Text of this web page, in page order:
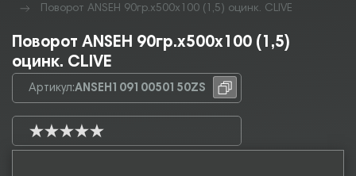
Поворот ANSEH 90гр.х500х100 (1,5) оцинк. CLIVE
Поворот ANSEH 90гр.х500х100 (1,5)
оцинк. CLIVE
Артикул:ANSEH10910050150ZS